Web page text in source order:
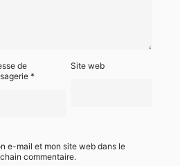
de
*
Site web
e-mail et mon site web dans le
commentaire.